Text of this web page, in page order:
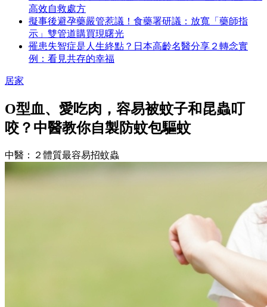
高效自救處方
擬事後避孕藥嚴管惹議！食藥署研議：放寬「藥師指
示」雙管道購買現曙光
罹患失智症是人生終點？日本高齡名醫分享２轉念實
例：看見共存的幸福
居家
O型血、愛吃肉，容易被蚊子和昆蟲叮
咬？中醫教你自製防蚊包驅蚊
中醫：２體質最容易招蚊蟲